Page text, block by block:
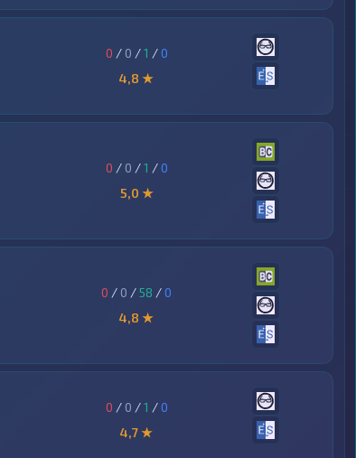
0 / 0 /1 /0
4,8 ★
0 / 0 /1 /0
5,0 ★
0 / 0 / 58 /0
4,8 ★
0 / 0 /1 /0
4,7 ★